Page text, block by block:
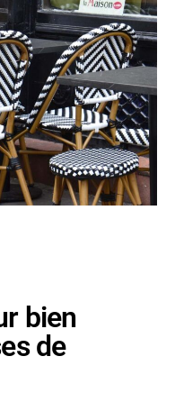
bien
de